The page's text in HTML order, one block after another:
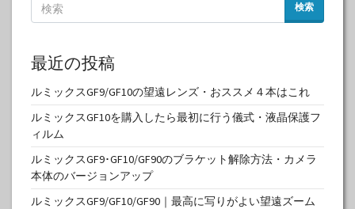
検索
最近の投稿
ルミックスGF9/GF10の望遠レンズ・おススメ４本はこれ
ルミックスGF10を購入したら最初に行う儀式・液晶保護フ
ィルム
ルミックスGF9･GF10/GF90のブラケット解除方法・カメラ
本体のバージョンアップ
ルミックスGF9/GF10/GF90｜最高に写りがよい望遠ズーム